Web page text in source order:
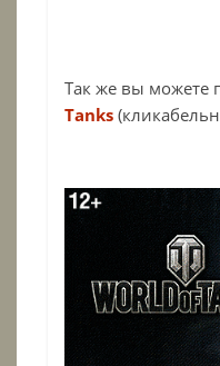
Так же вы можете
Tanks